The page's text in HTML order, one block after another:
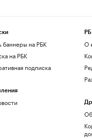
баннеры на РБК
на РБК
подписка
О